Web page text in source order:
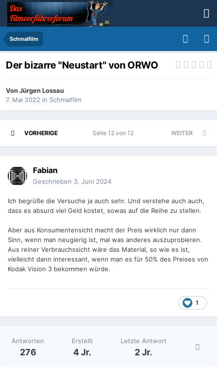
Schmalfilm
Der bizarre "Neustart" von ORWO
VonJürgen Lossau
7. Mai 2022 in Schmalfilm
VORHERIGE WEITER
Seite 12 von 12
Fabian
Geschrieben 3. Juni 2024
Ich begrüße die Versuche ja auch sehr. Und verstehe auch auch,
dass es absurd viel Geld kostet, sowas auf die Reihe zu stellen.
Aber aus Konsumentensicht macht der Preis wirklich nur dann
Sinn, wenn man neugierig ist, mal was anderes auszuprobieren.
Aus reiner Verbrauchssicht wäre das Material, so wie es ist,
vielleicht dann interessant, wenn man es für 50% des Preises von
Kodak Vision 3 bekommen würde.
1
Antworten
276
Erstellt
4 Jr.
Letzte Antwort
2 Jr.